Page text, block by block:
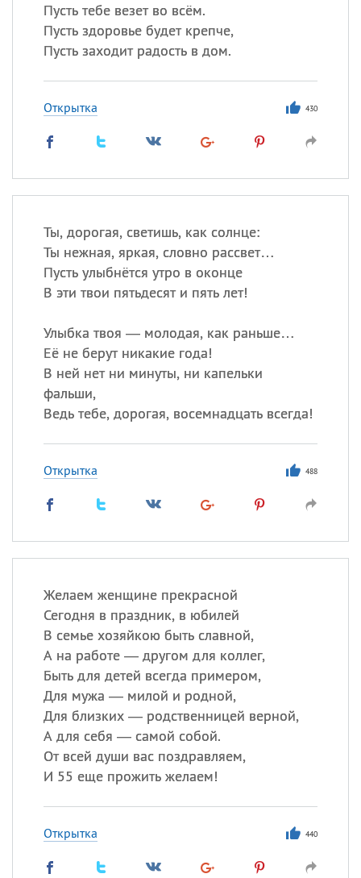
Пусть тебе везет во всём.
Пусть здоровье будет крепче,
Пусть заходит радость в дом.
Открытка 430
Ты, дорогая, светишь, как солнце:
Ты нежная, яркая, словно рассвет…
Пусть улыбнётся утро в оконце
В эти твои пятьдесят и пять лет!
Улыбка твоя — молодая, как раньше…
Её не берут никакие года!
В ней нет ни минуты, ни капельки
фальши,
Ведь тебе, дорогая, восемнадцать всегда!
Открытка 488
Желаем женщине прекрасной
Сегодня в праздник, в юбилей
В семье хозяйкою быть славной,
А на работе — другом для коллег,
Быть для детей всегда примером,
Для мужа — милой и родной,
Для близких — родственницей верной,
А для себя — самой собой.
От всей души вас поздравляем,
И 55 еще прожить желаем!
Открытка 440